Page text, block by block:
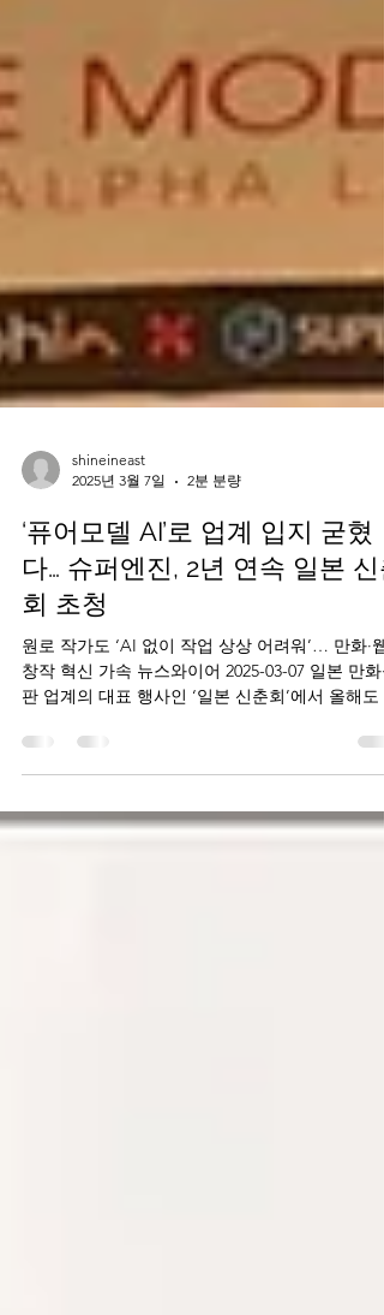
shineineast
2025년 3월 7일
2분 분량
‘퓨어모델 AI’로 업계 입지 굳혔
다… 슈퍼엔진, 2년 연속 일본 신
회 초청
원로 작가도 ‘AI 없이 작업 상상 어려워’… 만화·웹
판 업계의 대표 행사인 ‘일본 신춘회’에서 올해도
내 AI 콘텐츠 기업 슈퍼엔진의 인공지능(AI) 기술이
큰 주목을 받았다....